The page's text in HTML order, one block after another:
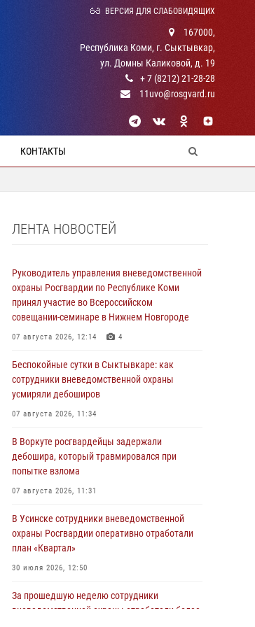
ВЕРСИЯ ДЛЯ СЛАБОВИДЯЩИХ
167000,
Республика Коми, г. Сыктывкар,
ул. Домны Каликовой, д. 19
+ 7 (8212) 21-28-28
11uvo@rosgvard.ru
КОНТАКТЫ
ЛЕНТА НОВОСТЕЙ
Руководитель управления вневедомственной
охраны Росгвардии по Республике Коми
принял участие во Всероссийском
совещании-семинаре в Нижнем Новгороде
07 августа 2026, 12:14 4
Беспокойные сутки в Сыктывкаре: как
сотрудники вневедомственной охраны
усмиряли дебоширов
07 августа 2026, 11:34
В Воркуте росгвардейцы задержали
дебошира, который травмировался при
попытке взлома
07 августа 2026, 11:31
В Усинске сотрудники вневедомственной
охраны Росгвардии оперативно отработали
план «Квартал»
30 июля 2026, 12:50
За прошедшую неделю сотрудники
вневедомственной охраны отработали более